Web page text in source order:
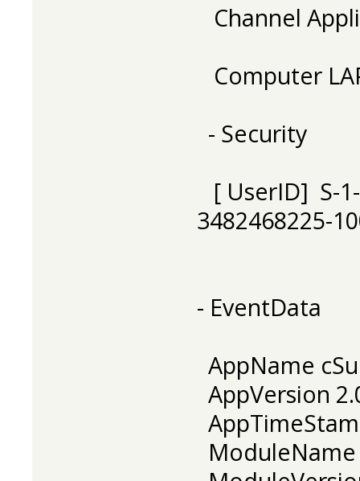
Channel
Computer
- Security
[ UserID] S-
3482468225-
- EventData
AppName
AppVersion
ModuleName